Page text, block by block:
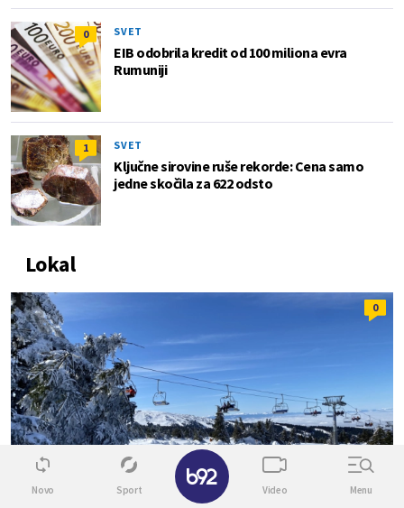
0 SVET
EIB odobrila kredit od 100 miliona evra
Rumuniji
1 SVET
Ključne sirovine ruše rekorde: Cena samo
jedne skočila za 622 odsto
Lokal
0
Novo Sport Video Menu
✕